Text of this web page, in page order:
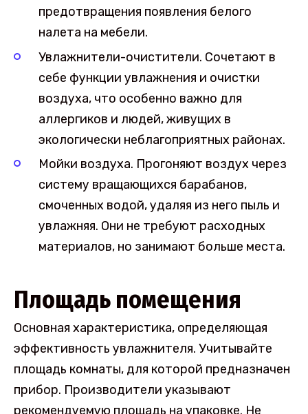
предотвращения появления белого
налета на мебели.
Увлажнители-очистители. Сочетают в
себе функции увлажнения и очистки
воздуха, что особенно важно для
аллергиков и людей, живущих в
экологически неблагоприятных районах.
Мойки воздуха. Прогоняют воздух через
систему вращающихся барабанов,
смоченных водой, удаляя из него пыль и
увлажняя. Они не требуют расходных
материалов, но занимают больше места.
Площадь помещения
Основная характеристика, определяющая
эффективность увлажнителя. Учитывайте
площадь комнаты, для которой предназначен
прибор. Производители указывают
рекомендуемую площадь на упаковке. Не